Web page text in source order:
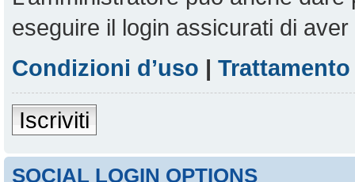
eseguire il login assicurati di
Condizioni d’uso |
Iscriviti
SOCIAL LOGIN OPTIONS